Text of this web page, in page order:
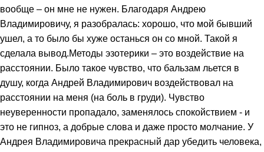
вообще – он мне не нужен. Благодаря Андрею
Владимировичу, я разобралась: хорошо, что мой бывший
ушел, а то было бы хуже останься он со мной. Такой я
сделала вывод.Методы эзотерики – это воздействие на
расстоянии. Было такое чувство, что бальзам льется в
душу, когда Андрей Владимирович воздействовал на
расстоянии на меня (на боль в груди). Чувство
неуверенности пропадало, заменялось спокойствием - и
это не гипноз, а добрые слова и даже просто молчание. У
Андрея Владимировича прекрасный дар убедить человека,